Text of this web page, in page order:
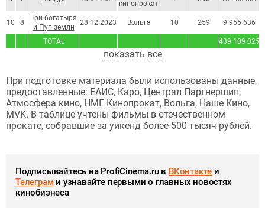
TOTAL 439 109 025
кинопрокат
10 8
Три богатыря
и Пуп земли
28.12.2023 Вольга 10 259 9 955 636
показать все
При подготовке материала были использованы данные,
предоставленные: ЕАИС, Каро, Централ Партнершип,
Атмосфера кино, НМГ Кинопрокат, Вольга, Наше Кино,
MVK. В таблице учтены фильмы в отечественном
прокате, собравшие за уикенд более 500 тысяч рублей.
Подписывайтесь на ProfiCinema.ru в ВКонтакте и
Телеграми узнавайте первыми о главных новостях
кинобизнеса